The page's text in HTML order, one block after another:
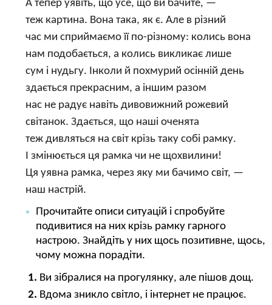
А тепер уявіть, що усе, що ви бачите, —
теж картина. Вона така, як є. Але в різний
час ми сприймаємо її по-різному: колись вона
нам подобається, а колись викликає лише
сум і нудьгу. Інколи й похмурий осінній день
здається прекрасним, а іншим разом
нас не радує навіть дивовижний рожевий
світанок. Здається, що наші оченята
теж дивляться на світ крізь таку собі рамку.
І змінюється ця рамка чи не щохвилини!
Ця уявна рамка, через яку ми бачимо світ, —
наш настрій.
Прочитайте описи ситуацій і спробуйте
подивитися на них крізь рамку гарного
настрою. Знайдіть у них щось позитивне, щось,
чому можна порадіти.
Ви зібралися на прогулянку, але пішов дощ.
Вдома зникло світло, і інтернет не працює.